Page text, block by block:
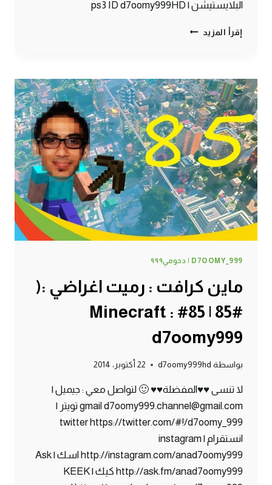
البلايستيشن | ps3 ID d7oomy999HD
إقرأ المزيد ماين
غواص
ههههه
#86
|
86#
MINECRAFT
:
D7OOMY999
D7OOMY_999 | دحومي٩٩٩
ماين كرافت : رميت اغراضي :(
#85 | 85# Minecraft :
d7oomy999
بواسطة d7oomy999hd 22 أكتوبر، 2014
لا تنسى ♥♥المفضلة♥♥ 🙂 لتواصل معي : جيميل |
gmail d7oomy999.channel@gmail.com تويتر |
twitter https://twitter.com/#!/d7oomy_999
انستقرام | instagram
http://instagram.com/anad7oomy999 اسك | Ask
http://ask.fm/anad7oomy999 كيك | KEEK